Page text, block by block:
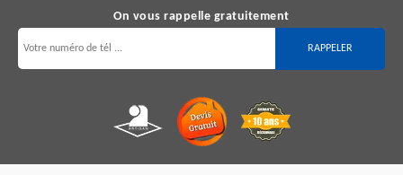
On vous rappelle gratuitement